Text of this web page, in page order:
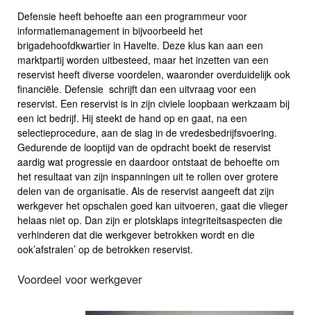
Defensie heeft behoefte aan een programmeur voor
informatiemanagement in bijvoorbeeld het
brigadehoofdkwartier in Havelte. Deze klus kan aan een
marktpartij worden uitbesteed, maar het inzetten van een
reservist heeft diverse voordelen, waaronder overduidelijk ook
financiële. Defensie schrijft dan een uitvraag voor een
reservist. Een reservist is in zijn civiele loopbaan werkzaam bij
een ict bedrijf. Hij steekt de hand op en gaat, na een
selectieprocedure, aan de slag in de vredesbedrijfsvoering.
Gedurende de looptijd van de opdracht boekt de reservist
aardig wat progressie en daardoor ontstaat de behoefte om
het resultaat van zijn inspanningen uit te rollen over grotere
delen van de organisatie. Als de reservist aangeeft dat zijn
werkgever het opschalen goed kan uitvoeren, gaat die vlieger
helaas niet op. Dan zijn er plotsklaps integriteitsaspecten die
verhinderen dat die werkgever betrokken wordt en die
ook’afstralen’ op de betrokken reservist.
Voordeel voor werkgever